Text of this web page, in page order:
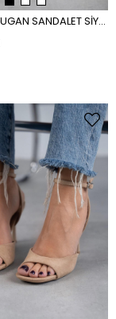
NİKİ SİYAH RUGAN SANDALET SİYAH RUGAN